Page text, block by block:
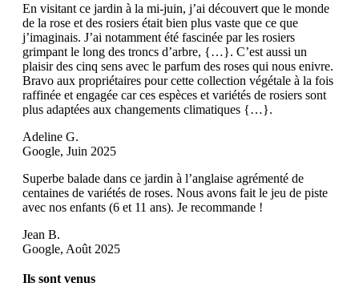
En visitant ce jardin à la mi-juin, j’ai découvert que le monde
de la rose et des rosiers était bien plus vaste que ce que
j’imaginais. J’ai notamment été fascinée par les rosiers
grimpant le long des troncs d’arbre, {…}. C’est aussi un
plaisir des cinq sens avec le parfum des roses qui nous enivre.
Bravo aux propriétaires pour cette collection végétale à la fois
raffinée et engagée car ces espèces et variétés de rosiers sont
plus adaptées aux changements climatiques {…}.
Adeline G.
Google, Juin 2025
Superbe balade dans ce jardin à l’anglaise agrémenté de
centaines de variétés de roses. Nous avons fait le jeu de piste
avec nos enfants (6 et 11 ans). Je recommande !
Jean B.
Google, Août 2025
Ils sont venus